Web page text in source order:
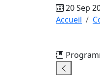
20 Sep
Accueil